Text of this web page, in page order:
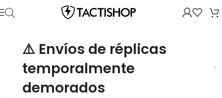
⚠️ Envíos de réplicas
temporalmente
demorados